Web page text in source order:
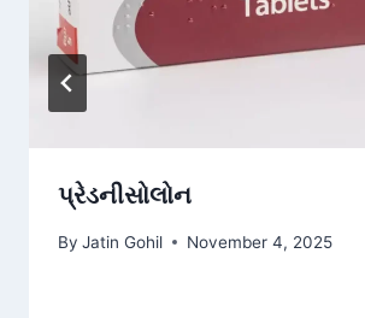
પ્રેડનીસોલોન
By Jatin Gohil November 4, 2025